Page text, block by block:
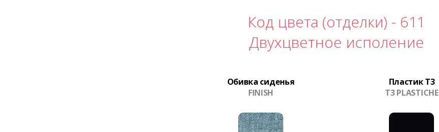
Код цвета (отделки) - 611
Двухцветное исполение
Обивка сиденья
FINISH
Пластик T3
T3 PLASTICHE